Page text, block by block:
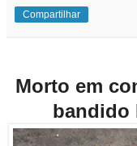
Compartilhar
Morto em
bandido